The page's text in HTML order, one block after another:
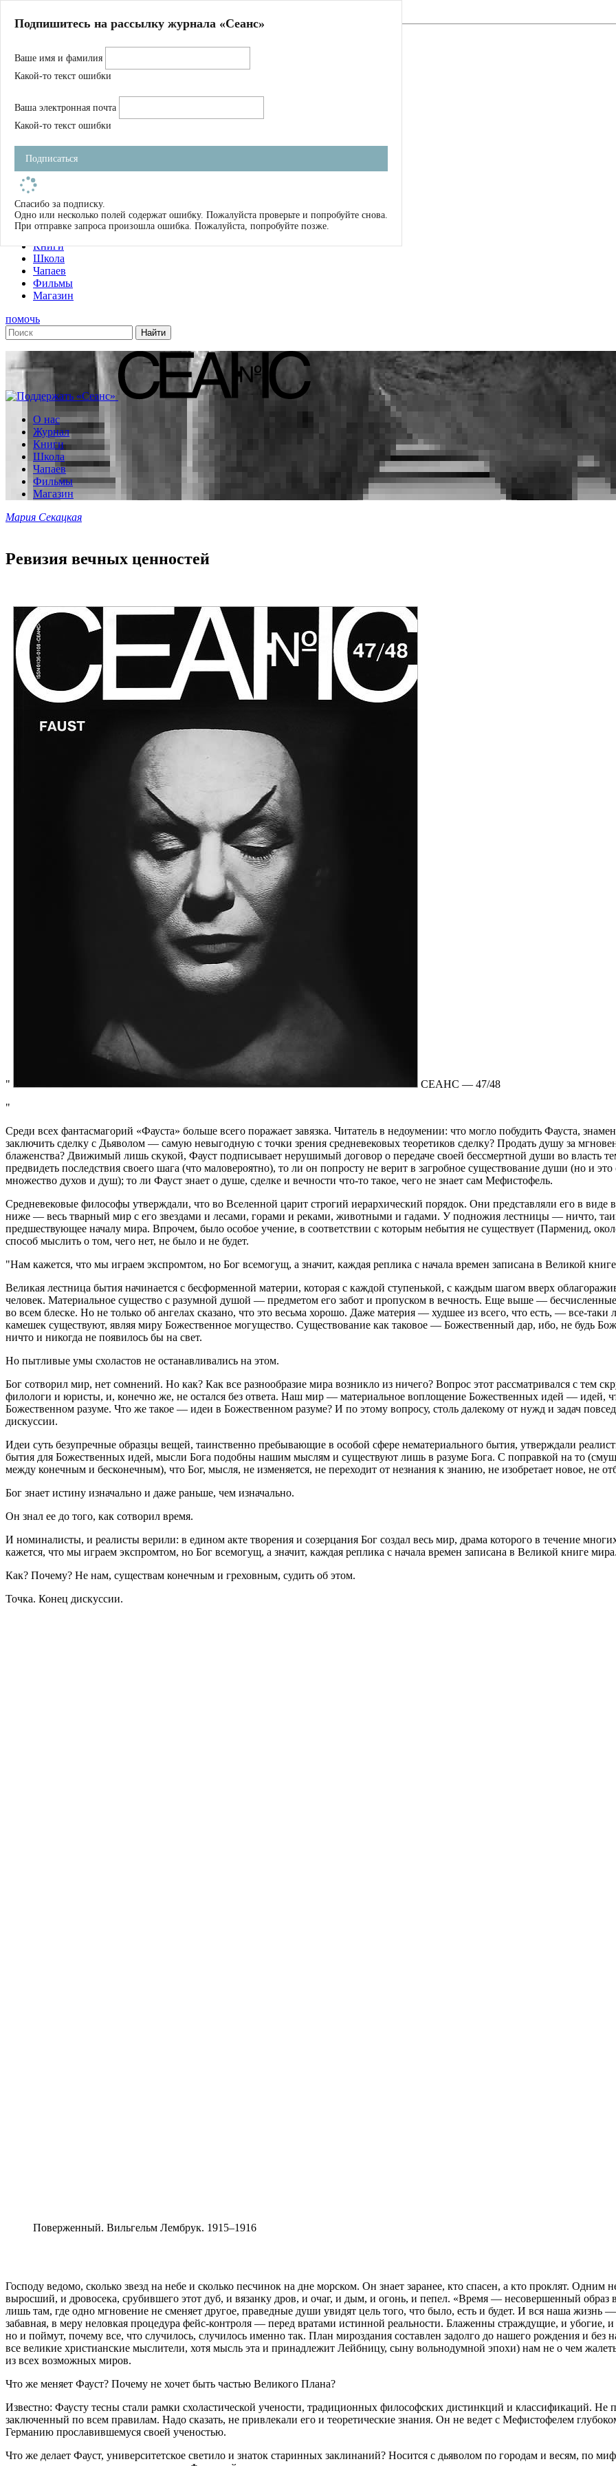
Магазин
Журнал
Школа
Устав
Фильмы
Имена
Тэги
О нас
Журнал
Книги
Школа
Чапаев
Фильмы
Магазин
помочь
О нас
Журнал
Книги
Школа
Чапаев
Фильмы
Магазин
Мария Секацкая
Ревизия вечных ценностей
СЕАНС — 47/48
Среди всех фантасмагорий «Фауста» больше всего поражает завязка. Читатель в недоумении: что могло побудить Фауста,
заключить сделку с Дьяволом — самую невыгодную с точки зрения средневековых теоретиков сделку? Продать душу за
блаженства? Движимый лишь скукой, Фауст подписывает нерушимый договор о передаче своей бессмертной души во власть
предвидеть последствия своего шага (что маловероятно), то ли он попросту не верит в загробное существование души (но и
множество духов и душ); то ли Фауст знает о душе, сделке и вечности что-то такое, чего не знает сам Мефистофель.
Средневековые философы утверждали, что во Вселенной царит строгий иерархический порядок. Они представляли его в
ниже — весь тварный мир с его звездами и лесами, горами и реками, животными и гадами. У подножия лестницы — ничто,
предшествующее началу мира. Впрочем, было особое учение, в соответствии с которым небытия не существует (Парменид,
способ мыслить о том, чего нет, не было и не будет.
Нам кажется, что мы играем экспромтом, но Бог всемогущ, а значит, каждая реплика с начала времен записана в Великой
Великая лестница бытия начинается с бесформенной материи, которая с каждой ступенькой, с каждым шагом вверх
человек. Материальное существо с разумной душой — предметом его забот и пропуском в вечность. Еще выше —
во всем блеске. Но не только об ангелах сказано, что это весьма хорошо. Даже материя — худшее из всего, что есть, — все-
камешек существуют, являя миру Божественное могущество. Существование как таковое — Божественный дар, ибо, не будь
ничто и никогда не появилось бы на свет.
Но пытливые умы схоластов не останавливались на этом.
Бог сотворил мир, нет сомнений. Но как? Как все разнообразие мира возникло из ничего? Вопрос этот рассматривался с тем
филологи и юристы, и, конечно же, не остался без ответа. Наш мир — материальное воплощение Божественных идей — идей,
Божественном разуме. Что же такое — идеи в Божественном разуме? И по этому вопросу, столь далекому от нужд и задач
дискуссии.
Идеи суть безупречные образцы вещей, таинственно пребывающие в особой сфере нематериального бытия, утверждали
бытия для Божественных идей, мысли Бога подобны нашим мыслям и существуют лишь в разуме Бога. С поправкой на то
между конечным и бесконечным), что Бог, мысля, не изменяется, не переходит от незнания к знанию, не изобретает новое, не
Бог знает истину изначально и даже раньше, чем изначально.
Он знал ее до того, как сотворил время.
И номиналисты, и реалисты верили: в едином акте творения и созерцания Бог создал весь мир, драма которого в течение
кажется, что мы играем экспромтом, но Бог всемогущ, а значит, каждая реплика с начала времен записана в Великой книге
Как? Почему? Не нам, существам конечным и греховным, судить об этом.
Точка. Конец дискуссии.
Поверженный. Вильгельм Лембрук. 1915–1916
Господу ведомо, сколько звезд на небе и сколько песчинок на дне морском. Он знает заранее, кто спасен, а кто проклят.
выросший, и дровосека, срубившего этот дуб, и вязанку дров, и очаг, и дым, и огонь, и пепел. «Время — несовершенный
лишь там, где одно мгновение не сменяет другое, праведные души увидят цель того, что было, есть и будет. И вся наша
забавная, в меру неловкая процедура фейс-контроля — перед вратами истинной реальности. Блаженны страждущие, и убогие,
но и поймут, почему все, что случилось, случилось именно так. План мироздания составлен задолго до нашего рождения и
все великие христианские мыслители, хотя мысль эта и принадлежит Лейбницу, сыну вольнодумной эпохи) нам не о чем
из всех возможных миров.
Что же меняет Фауст? Почему не хочет быть частью Великого Плана?
Известно: Фаусту тесны стали рамки схоластической учености, традиционных философских дистинкций и классификаций. Не
заключенный по всем правилам. Надо сказать, не привлекали его и теоретические знания. Он не ведет с Мефистофелем
Германию прославившемуся своей ученостью.
Что же делает Фауст, университетское светило и знаток старинных заклинаний? Носится с дьяволом по городам и весям, по
Подпишитесь на рассылку журнала «Сеанс»
Ваше имя и фамилия
Какой-то текст ошибки
Ваша электронная почта
Какой-то текст ошибки
Подписаться
Спасибо за подписку.
Одно или несколько полей содержат ошибку. Пожалуйста проверьте и попробуйте снова.
При отправке запроса произошла ошибка. Пожалуйста, попробуйте позже.